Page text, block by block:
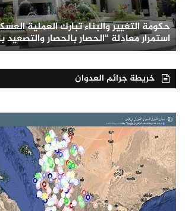
حكومة التغيير والبناء تبارك العملية
استمرار معادلة “الحصار بالحصار والتصعيد
خريطة جرائم العدوان